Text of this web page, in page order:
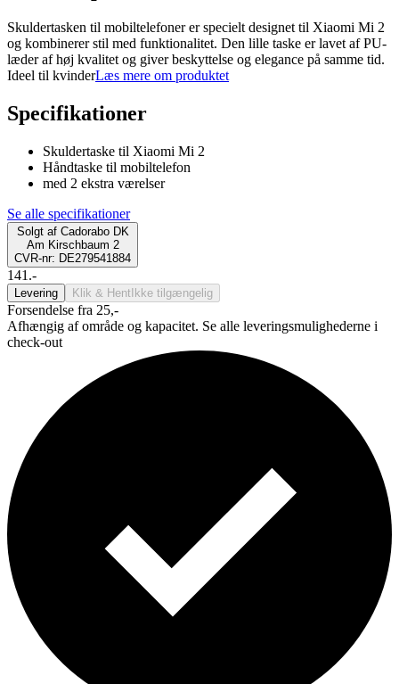
Skuldertasken til mobiltelefoner er specielt designet til Xiaomi Mi 2
og kombinerer stil med funktionalitet. Den lille taske er lavet af PU-
læder af høj kvalitet og giver beskyttelse og elegance på samme tid.
Ideel til kvinderLæs mere om produktet
Specifikationer
Skuldertaske til Xiaomi Mi 2
Håndtaske til mobiltelefon
med 2 ekstra værelser
Se alle specifikationer
Solgt af Cadorabo DK
Am Kirschbaum 2
CVR-nr: DE279541884
141.-
Levering Klik & Hent Ikke tilgængelig
Forsendelse fra 25,-
Afhængig af område og kapacitet. Se alle leveringsmulighederne i
check-out